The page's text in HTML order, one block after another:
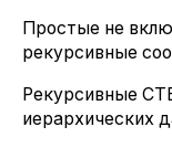
Простые не
рекурсивные
Рекурсивные
иерархических